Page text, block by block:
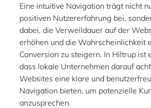
Eine intuitive Navigation trägt nicht
positiven Nutzererfahrung bei,
dabei, die Verweildauer auf der
erhöhen und die Wahrscheinlichkeit
Conversion zu steigern. In Hiltrup ist
dass lokale Unternehmen darauf
Websites eine klare und
Navigation bieten, um potenzielle
anzusprechen.